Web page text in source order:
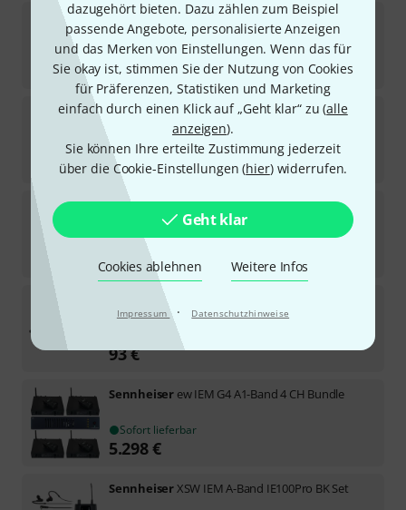
dazugehört bieten. Dazu zählen zum Beispiel
passende Angebote, personalisierte Anzeigen
und das Merken von Einstellungen. Wenn das für
Sie okay ist, stimmen Sie der Nutzung von Cookies
für Präferenzen, Statistiken und Marketing
einfach durch einen Klick auf „Geht klar“ zu (alle
anzeigen).
Sie können Ihre erteilte Zustimmung jederzeit
über die Cookie-Einstellungen (hier) widerrufen.
Geht klar
Cookies ablehnen Weitere Infos
Impressum · Datenschutzhinweise
Sennheiser IE 400/500 Pro twisted cable
8
Sofort lieferbar
79€
SennheiserIE 4
226
Sofort lieferbar
75€
SennheiserIE Pro-L MF
7
Sofort lieferbar
17 €
Sennheiser
80
Sofort lieferbar
93€
Sennheiser ew IEM G4 A1-Band 4 CH Bundle
Sofort lieferbar
5.298€
SennheiserXSW IEM A-Band IE100Pro BK Set